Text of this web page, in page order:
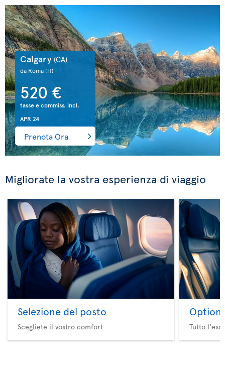
Calgary (CA)
da Roma(IT)
520 €
tasse e commiss. incl.
APR 24
Prenota Ora
Migliorate la vostra esperienza di viaggio
Selezione del posto
Scegliete il vostro comfort
Option
Tutto